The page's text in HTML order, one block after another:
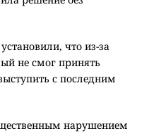
что из-за
не смог принять
с последним
нарушением